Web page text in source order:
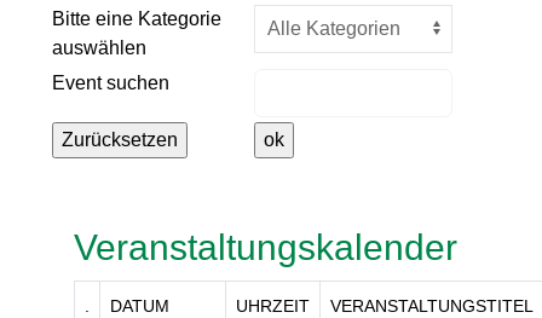
Bitte eine Kategorie
auswählen
Eine Kategorie auswählen um
Event suchen
Veranstaltungskalender
. DATUM UHRZEIT VERANSTALTUNGSTITEL